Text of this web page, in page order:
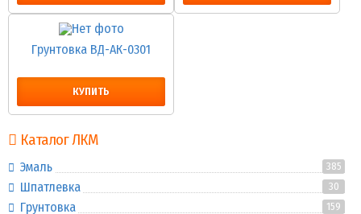
Грунтовка ВД-АК-0301
КУПИТЬ
Каталог ЛКМ
Эмаль 385
Шпатлевка 30
Грунтовка 159